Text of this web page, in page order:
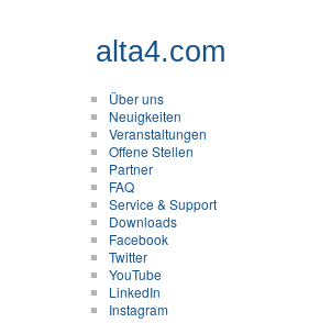
alta4.com
Über uns
Neuigkeiten
Veranstaltungen
Offene Stellen
Partner
FAQ
Service & Support
Downloads
Facebook
Twitter
YouTube
LinkedIn
Instagram